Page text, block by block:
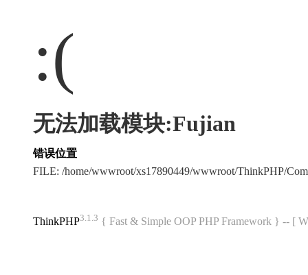
:(
无法加载模块:Fujian
错误位置
FILE: /home/wwwroot/xs17890449/wwwroot/ThinkPHP/
ThinkPHP3.1.3 { Fast & Simple OOP PHP Framework } -- [